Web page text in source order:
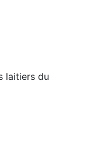
laitiers du